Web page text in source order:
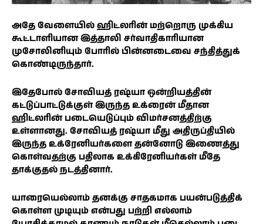
அதே வேளையில் ஹிட்லரின் மற்றொரு முக்கிய
கூட்டாளியான இத்தாலி சர்வாதிகாரியான
முசோலினியும் போரில் பின்னடைவை சந்தித்துக்
கொண்டிருந்தார்.
இதேபோல் சோவியத் ரஷ்யா ஒன்றியத்தின்
கட்டுப்பாட்டுக்குள் இருந்த உக்ரைன் மீதான
ஹிட்லரின் படையெடுப்பும் விமர்சனத்திற்கு
உள்ளானது. சோவியத் ரஷ்யா மீது அதிருப்தியில்
இருந்த உக்ரேனியர்களை தன்னோடு இணைத்து
கொள்வதற்கு பதிலாக உக்கிரேனியர்கள் மீதே
தாக்குதல் நடத்தினார்.
யாரையெல்லாம் தனக்கு சாதகமாக பயன்படுத்திக்
கொள்ள முடியும் என்பது பற்றி எல்லாம்